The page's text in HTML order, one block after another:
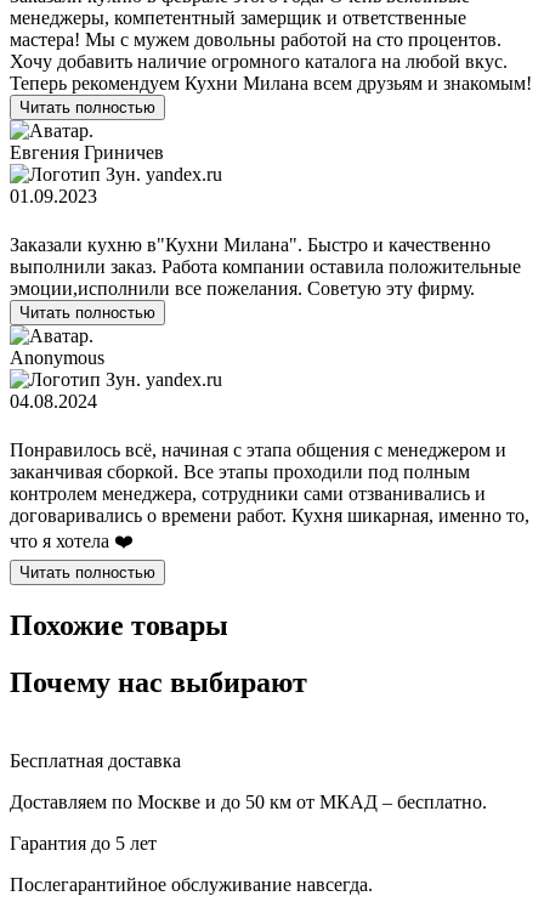
менеджеры, компетентный замерщик и ответственные
мастера! Мы с мужем довольны работой на сто процентов.
Хочу добавить наличие огромного каталога на любой вкус.
Теперь рекомендуем Кухни Милана всем друзьям и знакомым!
Читать полностью
Евгения Гриничев
yandex.ru
01.09.2023
Заказали кухню в"Кухни Милана". Быстро и качественно
выполнили заказ. Работа компании оставила положительные
эмоции,исполнили все пожелания. Советую эту фирму.
Читать полностью
Anonymous
yandex.ru
04.08.2024
Понравилось всё, начиная с этапа общения с менеджером и
заканчивая сборкой. Все этапы проходили под полным
контролем менеджера, сотрудники сами отзванивались и
договаривались о времени работ. Кухня шикарная, именно то,
что я хотела ❤️
Читать полностью
Похожие товары
Почему нас выбирают
Бесплатная доставка
Доставляем по Москве и до 50 км от МКАД – бесплатно.
Гарантия до 5 лет
Послегарантийное обслуживание навсегда.